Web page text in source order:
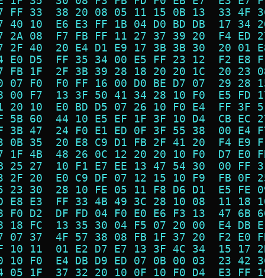
FF 33  38 20 08 05 11 15 0B 13  33
40 10  E6 E3 FF 1B 04 D0 BD DB  17
2A 08  F7 FB FF 11 27 37 39 20  F4
2F 40  20 E4 D1 E9 17 3B 3B 30  20
E0 D5  FF 35 34 00 E5 FF 23 12  F2
FB 1F  2F 3B 39 28 18 20 20 1C  20
07 F0  F0 FF 16 00 D0 BE D7 07  29
00 F7  13 3F 50 41 34 28 10 F0  E5
20 10  E0 BD D5 07 26 10 F0 E4  FF
5B 60  44 10 E5 EF 1F 3F 10 D4  CB
3B 47  24 F0 E1 ED 0F 3F 55 38  00
0B 35  20 E8 C9 D1 FB 2F 41 20  F4
1F 4B  48 26 0C 12 20 20 10 F0  D7
25 27  10 F1 E7 EE 13 47 54 30  00
2F 20  E0 C9 DF 07 12 15 10 F9  FB
23 30  28 10 FE 05 11 F8 D6 D1  E5
E8 E3  FF 33 4B 49 3C 28 10 08  11
F0 D2  DF FD 04 F0 E0 E6 F3 13  47
18 FC  13 35 30 04 F5 07 20 00  E4
07 37  4F 57 38 08 FB 1F 37 20  F2
10 11  01 E2 D7 E7 13 3F 4C 34  15
10 F0  E4 DB D9 ED 07 0B 00 03  23
05 1F  37 32 20 10 0F 10 F0 D4  E3